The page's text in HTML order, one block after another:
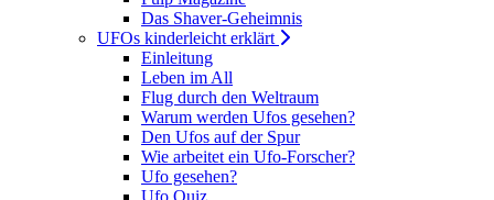
Das Shaver-Geheimnis
UFOs kinderleicht erklärt
Einleitung
Leben im All
Flug durch den Weltraum
Warum werden Ufos gesehen?
Den Ufos auf der Spur
Wie arbeitet ein Ufo-Forscher?
Ufo gesehen?
Ufo Quiz